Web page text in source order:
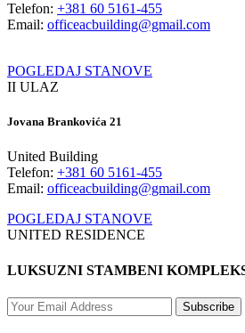
Telefon: +381 60 5161-455
Email: officeacbuilding@gmail.com
POGLEDAJ STANOVE
II ULAZ
Jovana Brankovića 21
United Building
Telefon: +381 60 5161-455
Email: officeacbuilding@gmail.com
POGLEDAJ STANOVE
UNITED RESIDENCE
LUKSUZNI STAMBENI
Subscribe